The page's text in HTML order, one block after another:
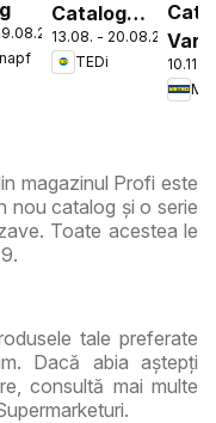
Catalog
Chitila
13.08. - 20.08.2026
TEDi
de
10.11.
magazinul Profi este
nou catalog și o serie
Toate acestea le
tale preferate
Dacă abia aștepți
consultă mai multe